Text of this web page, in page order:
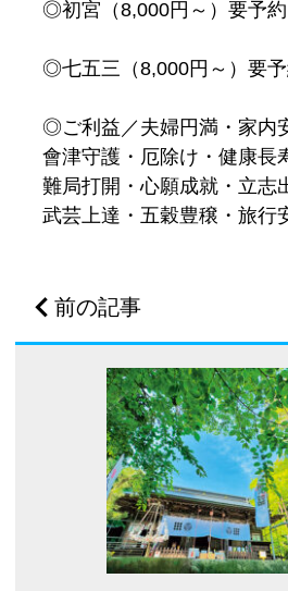
◎初宮（8,000円～）要予約
◎七五三（8,000円～）要
◎ご利益／夫婦円満・家内
會津守護・厄除け・健康長
難局打開・心願成就・立志
武芸上達・五穀豊穣・旅行
前の記事